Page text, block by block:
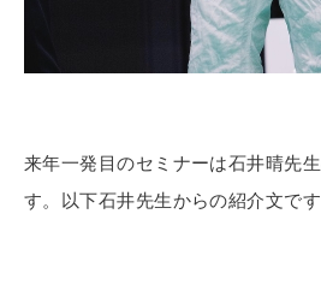
来年一発目のセミナーは石井晴先
す。以下石井先生からの紹介文です